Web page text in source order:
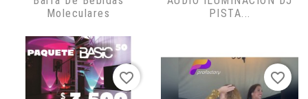
Moleculares
PISTA...
favorite_border favorite_border